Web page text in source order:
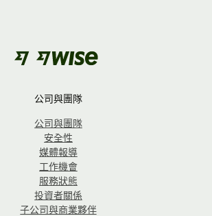
公司與團隊
公司與團隊
安全性
媒體報導
工作機會
服務狀態
投資者關係
子公司與商業夥伴